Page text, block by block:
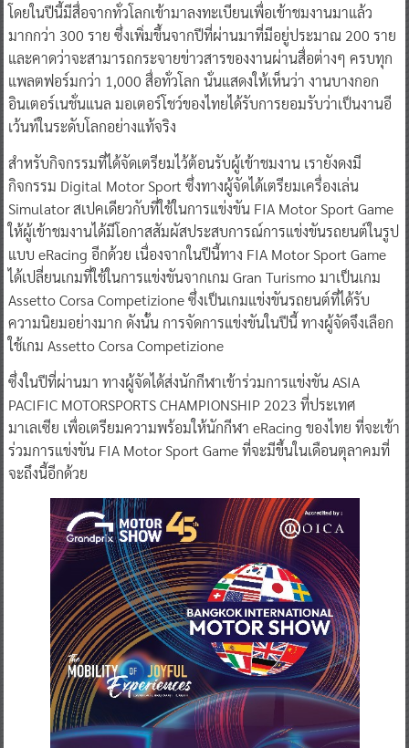
โดยในปีนี้มีสื่อจากทั่วโลกเข้ามาลงทะเบียนเพื่อเข้าชมงานมาแล้ว
มากกว่า 300 ราย ซึ่งเพิ่มขึ้นจากปีที่ผ่านมาที่มีอยู่ประมาณ 200 ราย
และคาดว่าจะสามารถกระจายข่าวสารของงานผ่านสื่อต่างๆ ครบทุก
แพลตฟอร์มกว่า 1,000 สื่อทั่วโลก นั่นแสดงให้เห็นว่า งานบางกอก
อินเตอร์เนชั่นแนล มอเตอร์โชว์ของไทยได้รับการยอมรับว่าเป็นงานอี
เว้นท์ในระดับโลกอย่างแท้จริง
สำหรับกิจกรรมที่ได้จัดเตรียมไว้ต้อนรับผู้เข้าชมงาน เรายังดงมี
กิจกรรม Digital Motor Sport ซึ่งทางผู้จัดได้เตรียมเครื่องเล่น
Simulator สเปคเดียวกับที่ใช้ในการแข่งขัน FIA Motor Sport Game
ให้ผู้เข้าชมงานได้มีโอกาสสัมผัสประสบการณ์การแข่งขันรถยนต์ในรูป
แบบ eRacing อีกด้วย เนื่องจากในปีนี้ทาง FIA Motor Sport Game
ได้เปลี่ยนเกมที่ใช้ในการแข่งขันจากเกม Gran Turismo มาเป็นเกม
Assetto Corsa Competizione ซึ่งเป็นเกมแข่งขันรถยนต์ที่ได้รับ
ความนิยมอย่างมาก ดังนั้น การจัดการแข่งขันในปีนี้ ทางผู้จัดจึงเลือก
ใช้เกม Assetto Corsa Competizione
ซึ่งในปีที่ผ่านมา ทางผู้จัดได้ส่งนักกีฬาเข้าร่วมการแข่งขัน ASIA
PACIFIC MOTORSPORTS CHAMPIONSHIP 2023 ที่ประเทศ
มาเลเซีย เพื่อเตรียมความพร้อมให้นักกีฬา eRacing ของไทย ที่จะเข้า
ร่วมการแข่งขัน FIA Motor Sport Game ที่จะมีขึ้นในเดือนตุลาคมที่
จะถึงนี้อีกด้วย